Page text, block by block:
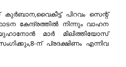
പിറവം സെന്റ്‌
കേന്ദ്രത്തില്‍ നിന്നും വാഹന
മാര്‍ മിലിത്തിയോസ്
ന് പ്രദക്ഷിണം എന്നിവ